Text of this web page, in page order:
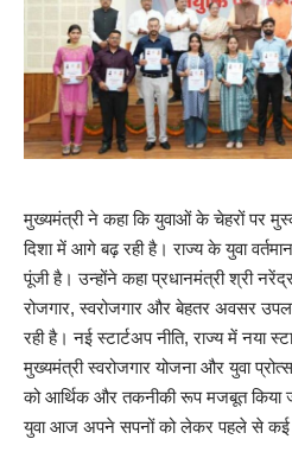
मुख्यमंत्री ने कहा कि युवाओं के चेहरों पर
दिशा में आगे बढ़ रही है। राज्य के युवा
पूंजी है। उन्होंने कहा प्रधानमंत्री श्री
रोजगार, स्वरोजगार और बेहतर अवसर
रही है। नई स्टार्टअप नीति, राज्य में नया
मुख्यमंत्री स्वरोजगार योजना और युवा
को आर्थिक और तकनीकी रूप मजबूत किया
युवा आज अपने सपनों को लेकर पहले से